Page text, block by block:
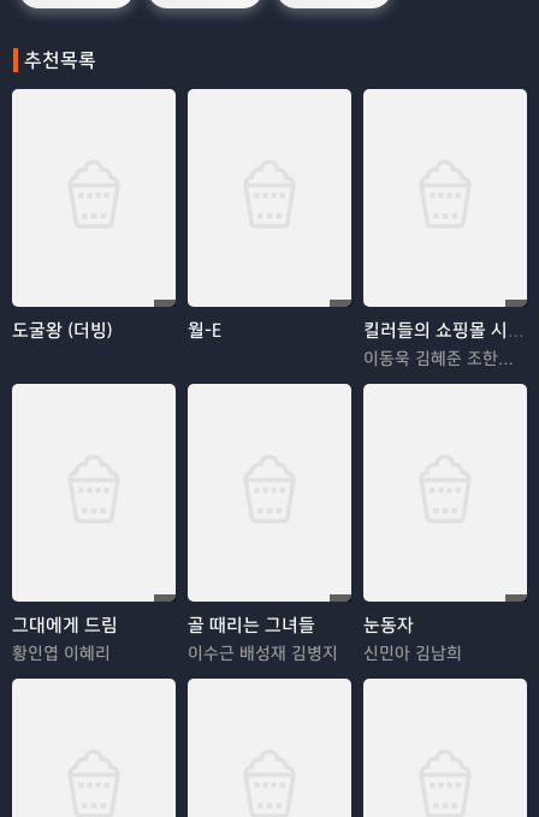
추천목록
도굴왕 (더빙) 월-E 킬러들의 쇼핑몰 시즌2
이동욱 김혜준 조한선 김해나
그대에게 드림
황인엽 이혜리
골 때리는 그녀들
이수근 배성재 김병지
눈동자
신민아 김남희